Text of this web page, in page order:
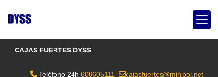
CAJAS FUERTES DYSS
Teléfono 24h 608605111 cajasfuertes minipol.net